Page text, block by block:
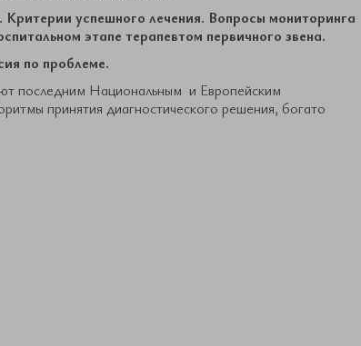
успешного лечения. Вопросы мониторинга
этапе терапевтом первичного звена.
по проблеме.
последним Национальным и Европейским
принятия диагностического решения, богато